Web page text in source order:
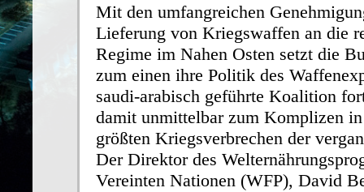
Mit den umfangreichen
Lieferung von Kriegswaffen an die
Regime im Nahen Osten setzt die
zum einen ihre Politik des
saudi-arabisch geführte Koalition
damit unmittelbar zum Komplizen
größten Kriegsverbrechen der
Der Direktor des
Vereinten Nationen (WFP), David